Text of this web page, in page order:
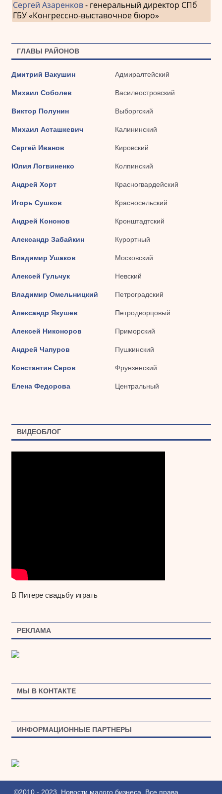
Сергей Азаренков- генеральный директор СПб
ГБУ «Конгрессно-выставочное бюро»
ГЛАВЫ РАЙОНОВ
Дмитрий Вакушин Адмиралтейский
Михаил Соболев Василеостровский
Виктор Полунин Выборгский
Михаил Асташкевич Калининский
Сергей Иванов Кировский
Юлия Логвиненко Колпинский
Андрей Хорт Красногвардейский
Игорь Сушков Красносельский
Андрей Кононов Кронштадтский
Александр Забайкин Курортный
Владимир Ушаков Московский
Алексей Гульчук Невский
Владимир Омельницкий Петроградский
Александр Якушев Петродворцовый
Алексей Никоноров Приморский
Андрей Чапуров Пушкинский
Константин Серов Фрунзенский
Елена Федорова Центральный
ВИДЕОБЛОГ
В Питере свадьбу играть
РЕКЛАМА
МЫ В КОНТАКТЕ
ИНФОРМАЦИОННЫЕ ПАРТНЕРЫ
©2010 - 2023. Новости малого бизнеса. Все права